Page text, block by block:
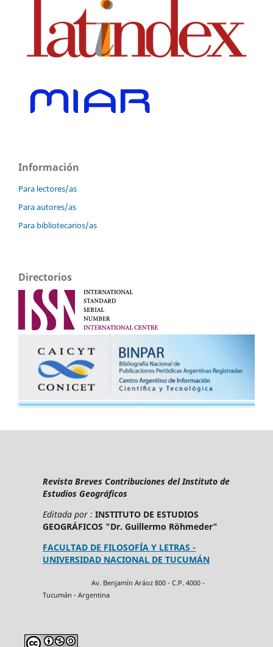
Información
Para lectores/as
Para autores/as
Para bibliotecarios/as
Directorios
Revista Breves Contribuciones del Instituto de
Estudios Geográficos
Editada por : INSTITUTO DE ESTUDIOS
GEOGRÁFICOS "Dr. Guillermo Röhmeder"
FACULTAD DE FILOSOFÍA Y LETRAS -
UNIVERSIDAD NACIONAL DE TUCUMÁN
Av. Benjamín Aráoz 800 - C.P. 4000 -
Tucumán - Argentina